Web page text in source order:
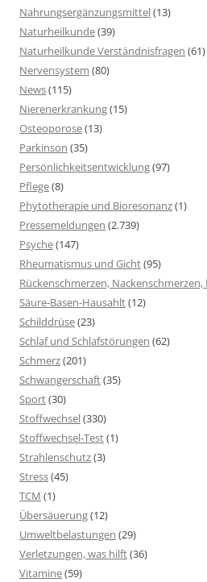
Nahrungsergänzungsmittel(13)
Naturheilkunde(39)
Naturheilkunde Verständnisfragen (61)
Nervensystem (80)
News(115)
Nierenerkrankung(15)
Osteoporose(13)
Parkinson (35)
Persönlichkeitsentwicklung(97)
Pflege(8)
Phytotherapie und Bioresonanz(1)
Pressemeldungen (2.739)
Psyche(147)
Rheumatismus und Gicht(95)
Rückenschmerzen, Nackenschmerzen,
Säure-Basen-Hausahlt(12)
Schilddrüse(23)
Schlaf und Schlafstörungen (62)
Schmerz(201)
Schwangerschaft(35)
Sport(30)
Stoffwechsel(330)
Stoffwechsel-Test(1)
Strahlenschutz(3)
Stress(45)
TCM (1)
Übersäuerung(12)
Umweltbelastungen (29)
Verletzungen, was hilft(36)
Vitamine(59)